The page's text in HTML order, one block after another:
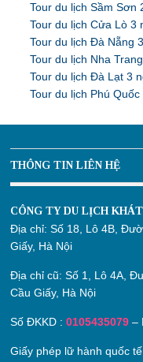
Tour du lịch Sầm Sơn
Tour du lịch Cửa Lò 3
Tour du lịch Đà Nẵng
Tour du lịch Nha
Tour du lịch Đà Lạt 3
Tour du lịch Phú
THÔNG TIN LIÊN HỆ
CÔNG TY DU LỊCH
Địa chỉ:Số 18, Lô 4B,
Giấy, Hà Nội
Địa chỉ cũ:Số 1, Lô 4A,
Cầu Giấy, Hà Nội
Số ĐKKD :0105435079 –
Giấy phép lữ hành quốc